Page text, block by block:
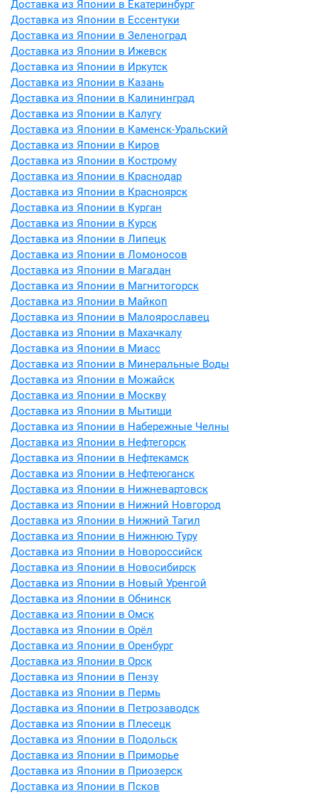
Доставка из Японии в Екатеринбург
Доставка из Японии в Ессентуки
Доставка из Японии в Зеленоград
Доставка из Японии в Ижевск
Доставка из Японии в Иркутск
Доставка из Японии в Казань
Доставка из Японии в Калининград
Доставка из Японии в Калугу
Доставка из Японии в Каменск-Уральский
Доставка из Японии в Киров
Доставка из Японии в Кострому
Доставка из Японии в Краснодар
Доставка из Японии в Красноярск
Доставка из Японии в Курган
Доставка из Японии в Курск
Доставка из Японии в Липецк
Доставка из Японии в Ломоносов
Доставка из Японии в Магадан
Доставка из Японии в Магнитогорск
Доставка из Японии в Майкоп
Доставка из Японии в Малоярославец
Доставка из Японии в Махачкалу
Доставка из Японии в Миасс
Доставка из Японии в Минеральные Воды
Доставка из Японии в Можайск
Доставка из Японии в Москву
Доставка из Японии в Мытищи
Доставка из Японии в Набережные Челны
Доставка из Японии в Нефтегорск
Доставка из Японии в Нефтекамск
Доставка из Японии в Нефтеюганск
Доставка из Японии в Нижневартовск
Доставка из Японии в Нижний Новгород
Доставка из Японии в Нижний Тагил
Доставка из Японии в Нижнюю Туру
Доставка из Японии в Новороссийск
Доставка из Японии в Новосибирск
Доставка из Японии в Новый Уренгой
Доставка из Японии в Обнинск
Доставка из Японии в Омск
Доставка из Японии в Орёл
Доставка из Японии в Оренбург
Доставка из Японии в Орск
Доставка из Японии в Пензу
Доставка из Японии в Пермь
Доставка из Японии в Петрозаводск
Доставка из Японии в Плесецк
Доставка из Японии в Подольск
Доставка из Японии в Приморье
Доставка из Японии в Приозерск
Доставка из Японии в Псков